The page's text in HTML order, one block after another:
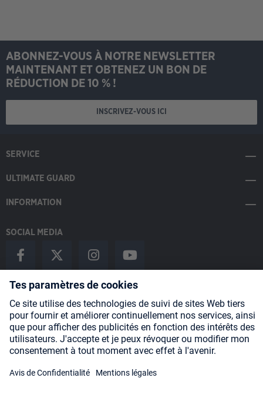
ABONNEZ-VOUS À NOTRE NEWSLETTER
MAINTENANT ET OBTENEZ UN BON DE
RÉDUCTION DE 10 % !
INSCRIVEZ-VOUS ICI
SERVICE
ULTIMATE GUARD
INFORMATION
SOCIAL MEDIA
Payment Methods
Shipping